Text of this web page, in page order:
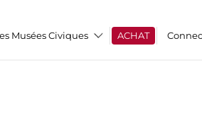
Musées Civiques ACHAT